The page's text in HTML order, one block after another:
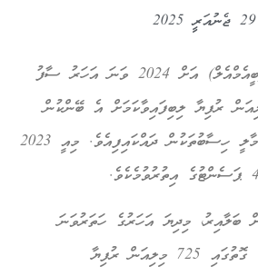
29 ޖެނުއަރީ 2025
ބޭންކް އޮފް މޯލްޑިވްސް (ބީއެމްއެލް) އަށް 2024 ވަނަ އަހަރު ސާފު
ގޮތުގައި 2.1 ބިލިއަން ރުފިޔާ ލިބިފައިވާކަމަށް އެ ބޭންކުން
އާންމުކުރި އޮޑިޓް ނުކުރާ މާލީ ހިސާބުތަކުން ދައްކައިފިއެވެ. މިއީ 2023
ބަލާއިރު، މިދިޔަ އަހަރުގެ ހަތަރުވަނަ
ކުއާޓަރުގައި ސާފު ފައިދާގެ ގޮތުގައި 725 މިލިއަން ރުފިޔާ